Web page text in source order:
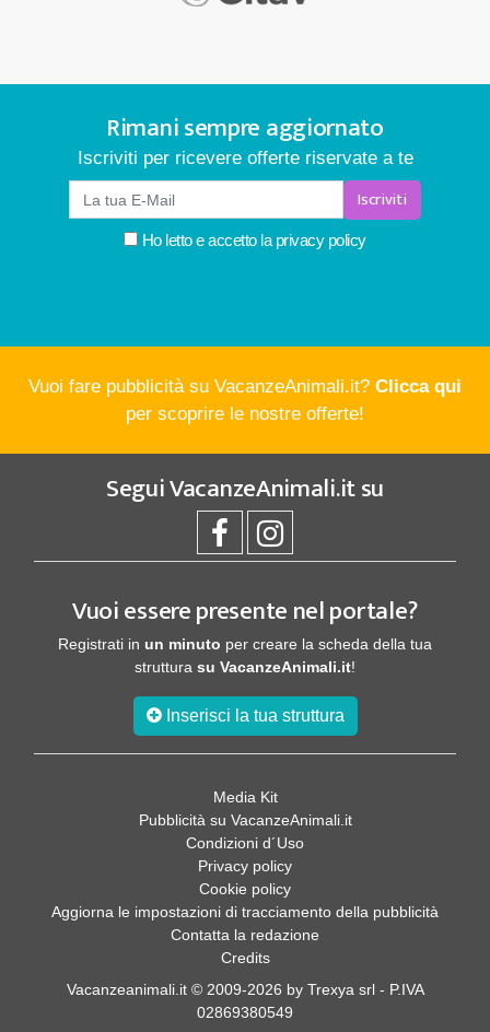
Rimani sempre aggiornato
Iscriviti per ricevere offerte riservate a te
Iscriviti
Ho letto e accetto laprivacy policy
Vuoi fare pubblicità su VacanzeAnimali.it? Clicca qui
per scoprire le nostre offerte!
SeguiVacanzeAnimali.itsu
Vuoi essere presente nel portale?
Registrati in un minuto per creare la scheda della tua
struttura su VacanzeAnimali.it!
Inserisci la tua struttura
Media Kit
Pubblicità su VacanzeAnimali.it
Condizioni d´Uso
Privacy policy
Cookie policy
Aggiorna le impostazioni di tracciamento della pubblicità
Contatta la redazione
Credits
Vacanzeanimali.it © 2009-2026 by Trexya srl - P.IVA
02869380549